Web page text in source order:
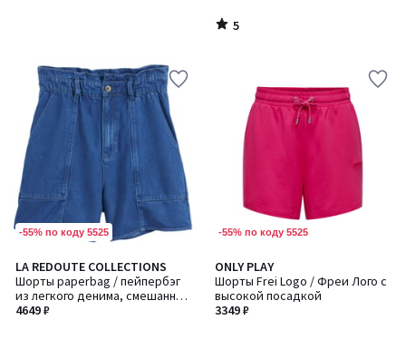
5
/
-55% по коду 5525
LA REDOUTE COLLECTIONS
Шорты paperbag / пейпербэг
из легкого денима, смешанный
лиоцелл
4649 ₽
-55% по коду 5525
ONLY PLAY
Шорты Frei Logo / Фреи Лого с
высокой посадкой
3349 ₽